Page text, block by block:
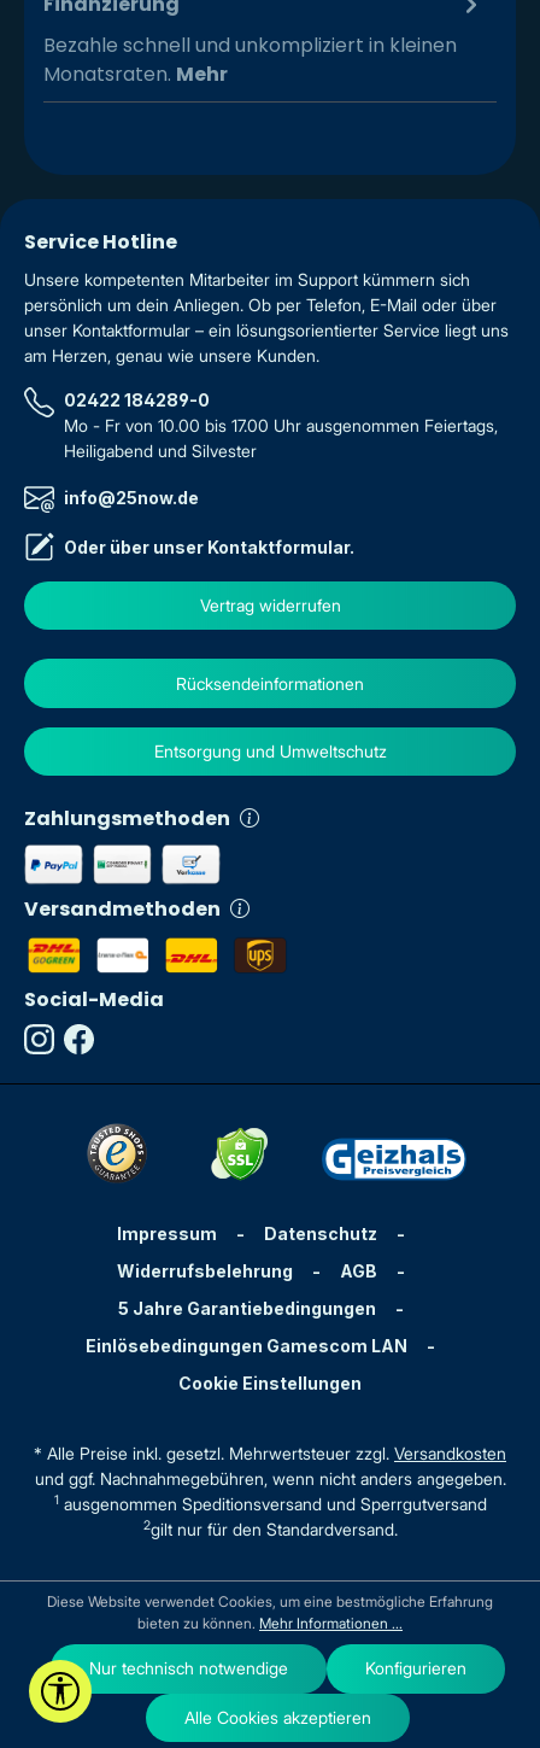
Bezahle schnell und unkompliziert in kleinen
Monatsraten. Mehr
Service Hotline
Unsere kompetenten Mitarbeiter im Support kümmern sich
persönlich um dein Anliegen. Ob per Telefon, E-Mail oder über
unser Kontaktformular – ein lösungsorientierter Service liegt uns
am Herzen, genau wie unsere Kunden.
02422 184289-0
Mo - Fr von 10.00 bis 17.00 Uhr ausgenommen Feiertags,
Heiligabend und Silvester
info@25now.de
Oder über unser Kontaktformular.
Vertrag widerrufen
Zahlungsmethoden
Versandmethoden
Rücksendeinformationen
Entsorgung und Umweltschutz
Social-Media
Impressum - Datenschutz
-
Widerrufsbelehrung
- AGB
-
5 Jahre Garantiebedingungen
-
Einlösebedingungen Gamescom LAN
-
Cookie Einstellungen
* Alle Preise inkl. gesetzl. Mehrwertsteuer zzgl. Versandkosten
und ggf. Nachnahmegebühren, wenn nicht anders angegeben.
1ausgenommen Speditionsversand und Sperrgutversand
2gilt nur für den Standardversand.
Werkzeugleiste anzeigen
Diese Website verwendet Cookies, um eine bestmögliche Erfahrung
bieten zu können. Mehr Informationen ...
Nur technisch notwendige Konfigurieren
Alle Cookies akzeptieren